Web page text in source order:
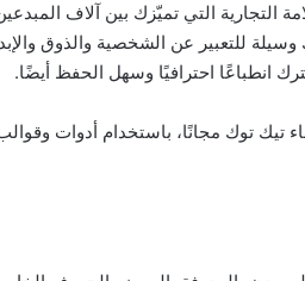
التجارية التي تميّزك بين آلاف
للتعبير عن الشخصية والذوق
انطباعًا احترافيًا وسهل الحفظ أيضًا.
توك مجانًا، باستخدام أدوات